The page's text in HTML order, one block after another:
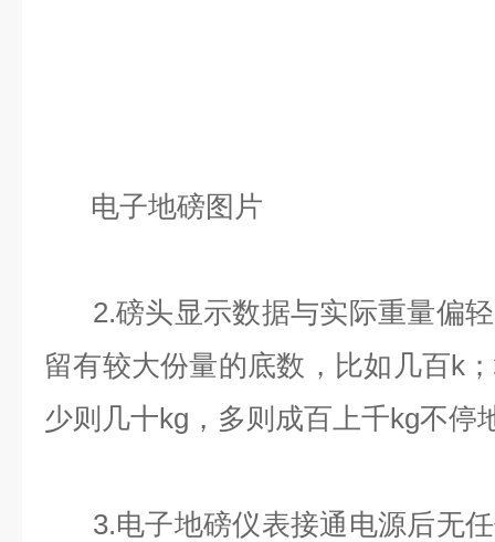
电子地磅图片
2.磅头显示数据与实际重量偏轻
留有较大份量的底数，比如几百k
少则几十kg，多则成百上千kg不停
3.电子地磅仪表接通电源后无任